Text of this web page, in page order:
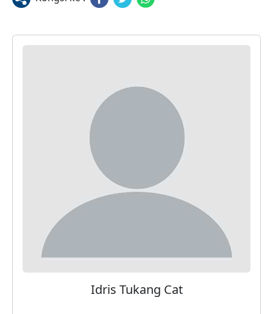
Idris Tukang Cat